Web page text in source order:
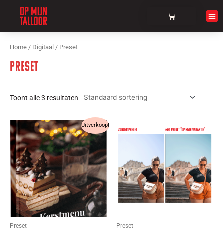
Home / Digitaal / Preset
Preset
Toont alle 3 resultaten
Uitverkoop!
Preset
Preset